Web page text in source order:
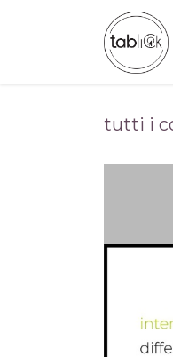
Passa al contenuto
tutti i